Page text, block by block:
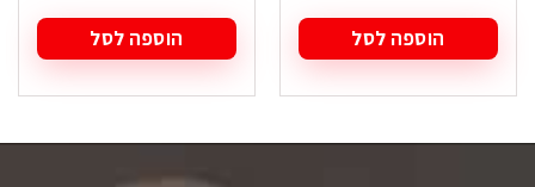
הוספה לסל הוספה לסל